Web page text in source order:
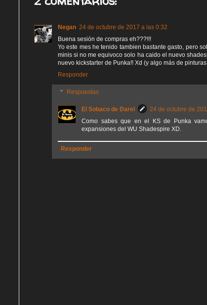
Negan 24 de octubre de 2017 a las 0:32
Buena sesión de compras eh???!!!
Yo este mes he tenido tambien bastante gasto, pero
minis si no me equivoco solo ha caido el nuevo
nuevo kickstarter de Punka!! Xd (y algo más de
Responder
Respuestas
El Sobaco de Darel
24 de octubre de
Como sabes que en el KS de Punka
expansiones del WU Shadespire XD.
Responder